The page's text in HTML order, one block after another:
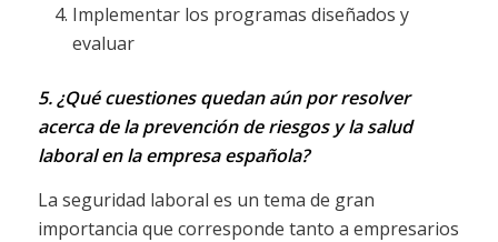
Implementar los programas diseñados y
evaluar
5. ¿Qué cuestiones quedan aún por resolver
acerca de la prevención de riesgos y la salud
laboral en la empresa española?
La seguridad laboral es un tema de gran
importancia que corresponde tanto a empresarios